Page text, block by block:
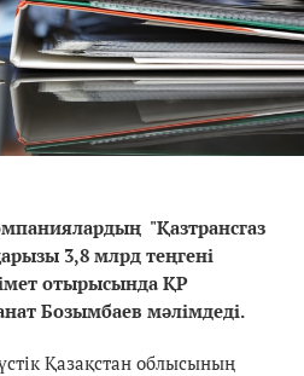
"Қазтрансгаз
3,8 млрд теңгені
отырысында ҚР
Бозымбаев мәлімдеді.
Қазақстан облысының